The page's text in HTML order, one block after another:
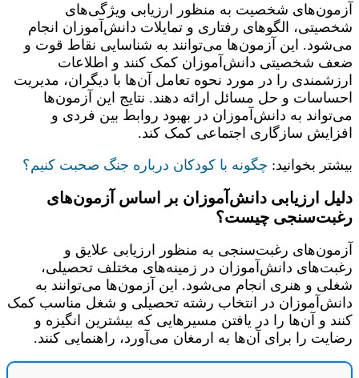
آزمون‌های شخصیت به منظور ارزیابی ویژگی‌های
شخصیتی، الگوهای رفتاری و تمایلات دانش‌آموزان انجام
می‌شود. این آزمون‌ها می‌توانند به شناسایی نقاط قوت و
ضعف شخصیتی دانش‌آموزان کمک کنند و اطلاعات
ارزشمندی را در مورد نحوه تعامل آن‌ها با دیگران، مدیریت
احساسات و حل مسائل ارائه دهند. نتایج این آزمون‌ها
می‌تواند به دانش‌آموزان در بهبود روابط بین فردی و
افزایش سازگاری اجتماعی کمک کند.
بیشتر بخوانید: چگونه با کودکان درباره جنگ صحبت کنیم؟
دلیل ارزیابی دانش‌آموزان بر اساس آزمون‌های
رغبت‌سنجی چیست؟
آزمون‌های رغبت‌سنجی به منظور ارزیابی علایق و
رغبت‌های دانش‌آموزان در زمینه‌های مختلف تحصیلی،
شغلی و هنری انجام می‌شود. این آزمون‌ها می‌توانند به
دانش‌آموزان در انتخاب رشته تحصیلی و شغل مناسب کمک
کنند و آن‌ها را در یافتن مسیرهایی که بیشترین انگیزه و
رضایت را برای آن‌ها به ارمغان می‌آورد، راهنمایی کنند.